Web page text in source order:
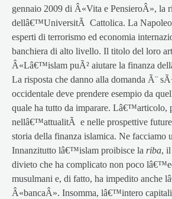
gennaio 2009 di Â«Vita e PensieroÂ», la
dellâ€™UniversitÃ Cattolica. La
esperti di terrorismo ed economia
banchiera di alto livello. Il titolo del loro
Â«Lâ€™islam puÃ² aiutare la finanza
La risposta che danno alla domanda Ã¨
occidentale deve prendere esempio da
quale ha tutto da imparare. Lâ€™articolo,
nellâ€™attualitÃ e nelle prospettive
storia della finanza islamica. Ne facciamo
Innanzitutto lâ€™islam proibisce la riba, il
divieto che ha complicato non poco
musulmani e, di fatto, ha impedito anche
Â«bancaÂ». Insomma, lâ€™intero